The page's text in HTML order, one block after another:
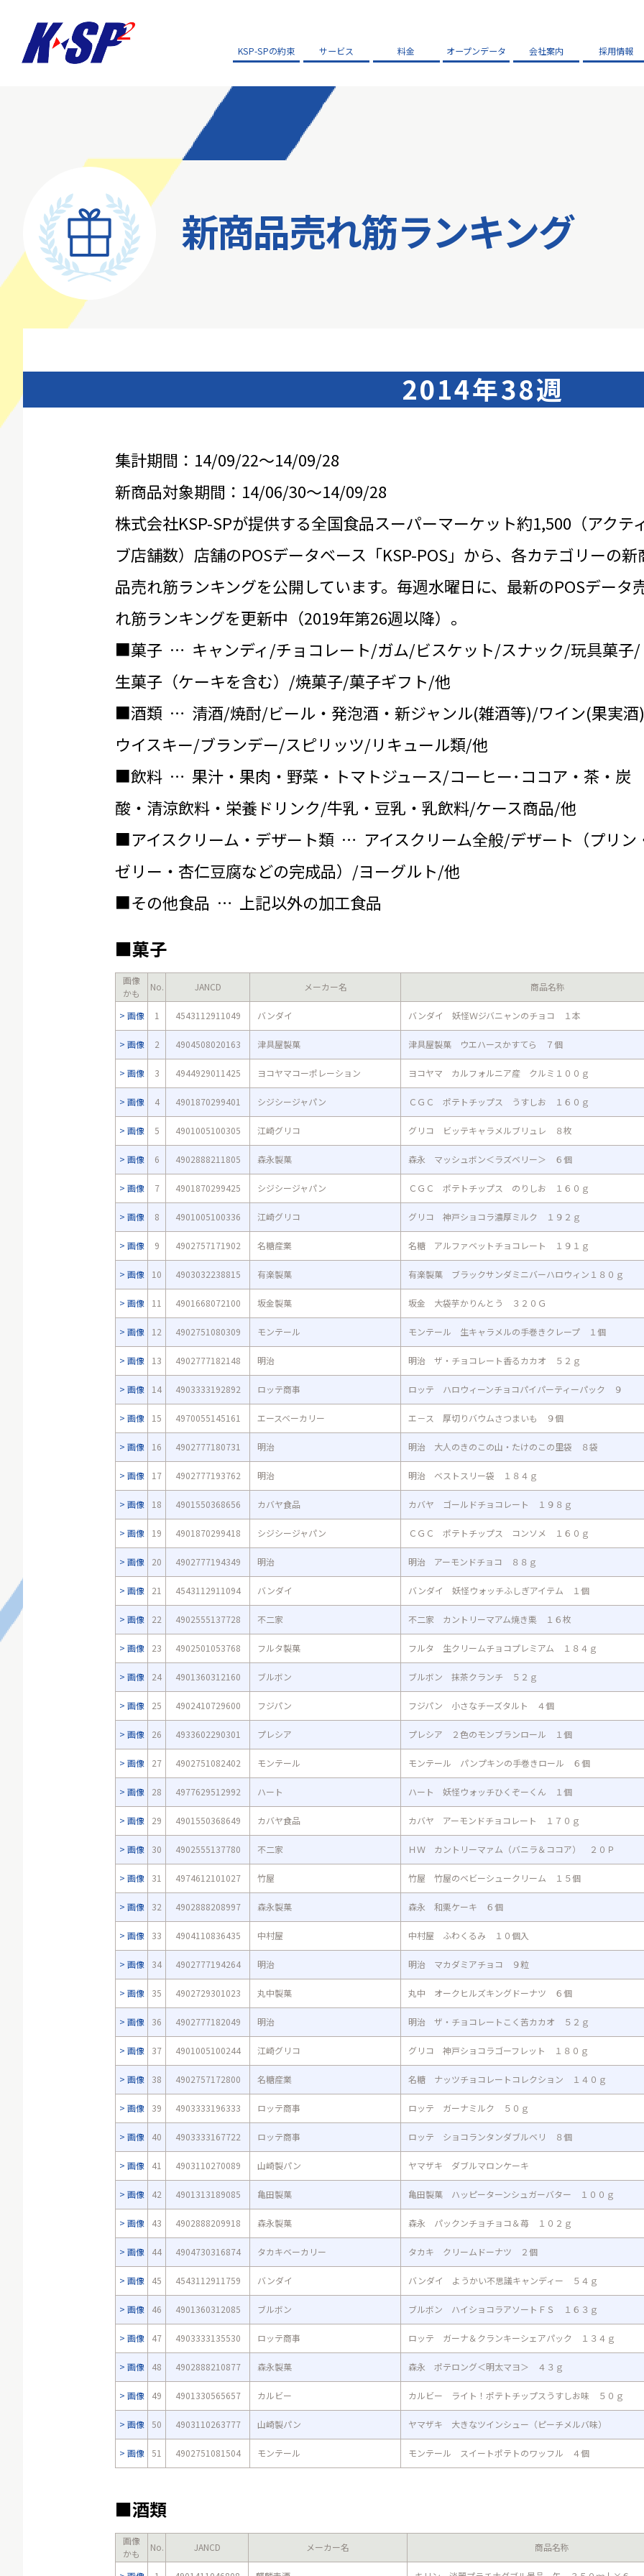
KSP-SPの約束 サービス 料金 オープンデータ 会社案内 採用情報
新商品売れ筋ランキング
2014年38週
集計期間：14/09/22～14/09/28
新商品対象期間：14/06/30～14/09/28
株式会社KSP-SPが提供する全国食品スーパーマーケット約1,500（アクテ
ブ店舗数）店舗のPOSデータベース「KSP-POS」から、各カテゴリーの新
品売れ筋ランキングを公開しています。毎週水曜日に、最新のPOSデータ
れ筋ランキングを更新中（2019年第26週以降）。
■菓子 … キャンディ/チョコレート/ガム/ビスケット/スナック/玩具菓子/
生菓子（ケーキを含む）/焼菓子/菓子ギフト/他
■酒類 … 清酒/焼酎/ビール・発泡酒・新ジャンル(雑酒等)/ワイン(果実
ウイスキー/ブランデー/スピリッツ/リキュール類/他
■飲料 … 果汁・果肉・野菜・トマトジュース/コーヒー･ココア・茶・炭
酸・清涼飲料・栄養ドリンク/牛乳・豆乳・乳飲料/ケース商品/他
■アイスクリーム・デザート類 … アイスクリーム全般/デザート（プリン
ゼリー・杏仁豆腐などの完成品）/ヨーグルト/他
■その他食品 … 上記以外の加工食品
■菓子
画像
かも
No. JANCD メーカー名 商品名称
画像 1 4543112911049 バンダイ バンダイ 妖怪Ｗジバニャンのチョコ １本
画像 2 4904508020163 津具屋製菓 津具屋製菓 ウエハースかすてら ７個
画像 3 4944929011425 ヨコヤマコーポレーション ヨコヤマ カルフォルニア産 クルミ１００ｇ
画像 4 4901870299401 シジシージャパン ＣＧＣ ポテトチップス うすしお １６０ｇ
画像 5 4901005100305 江崎グリコ グリコ ビッテキャラメルブリュレ ８枚
画像 6 4902888211805 森永製菓 森永 マッシュボン＜ラズベリー＞ ６個
画像 7 4901870299425 シジシージャパン ＣＧＣ ポテトチップス のりしお １６０ｇ
画像 8 4901005100336 江崎グリコ グリコ 神戸ショコラ濃厚ミルク １９２ｇ
画像 9 4902757171902 名糖産業 名糖 アルファベットチョコレート １９１ｇ
画像 10 4903032238815 有楽製菓 有楽製菓 ブラックサンダミニバーハロウィン１８０ｇ
画像 11 4901668072100 坂金製菓 坂金 大袋芋かりんとう ３２０Ｇ
画像 12 4902751080309 モンテール モンテール 生キャラメルの手巻きクレープ １個
画像 13 4902777182148 明治 明治 ザ・チョコレート香るカカオ ５２ｇ
画像 14 4903333192892 ロッテ商事 ロッテ ハロウィーンチョコパイパーティーパック ９
画像 15 4970055145161 エースベーカリー エ－ス 厚切りバウムさつまいも ９個
画像 16 4902777180731 明治 明治 大人のきのこの山・たけのこの里袋 ８袋
画像 17 4902777193762 明治 明治 ベストスリー袋 １８４ｇ
画像 18 4901550368656 カバヤ食品 カバヤ ゴールドチョコレート １９８ｇ
画像 19 4901870299418 シジシージャパン ＣＧＣ ポテトチップス コンソメ １６０ｇ
画像 20 4902777194349 明治 明治 アーモンドチョコ ８８ｇ
画像 21 4543112911094 バンダイ バンダイ 妖怪ウォッチふしぎアイテム １個
画像 22 4902555137728 不二家 不二家 カントリーマアム焼き栗 １６枚
画像 23 4902501053768 フルタ製菓 フルタ 生クリームチョコプレミアム １８４ｇ
画像 24 4901360312160 ブルボン ブルボン 抹茶クランチ ５２ｇ
画像 25 4902410729600 フジパン フジパン 小さなチーズタルト ４個
画像 26 4933602290301 プレシア プレシア ２色のモンブランロール １個
画像 27 4902751082402 モンテール モンテール パンプキンの手巻きロール ６個
画像 28 4977629512992 ハート ハート 妖怪ウォッチひくぞーくん １個
画像 29 4901550368649 カバヤ食品 カバヤ アーモンドチョコレート １７０ｇ
画像 30 4902555137780 不二家 ＨＷ カントリーマァム（バニラ＆ココア） ２０Ｐ
画像 31 4974612101027 竹屋 竹屋 竹屋のベビーシュークリーム １５個
画像 32 4902888208997 森永製菓 森永 和栗ケーキ ６個
画像 33 4904110836435 中村屋 中村屋 ふわくるみ １０個入
画像 34 4902777194264 明治 明治 マカダミアチョコ ９粒
画像 35 4902729301023 丸中製菓 丸中 オークヒルズキングドーナツ ６個
画像 36 4902777182049 明治 明治 ザ・チョコレートこく苦カカオ ５２ｇ
画像 37 4901005100244 江崎グリコ グリコ 神戸ショコラゴーフレット １８０ｇ
画像 38 4902757172800 名糖産業 名糖 ナッツチョコレートコレクション １４０ｇ
画像 39 4903333196333 ロッテ商事 ロッテ ガーナミルク ５０ｇ
画像 40 4903333167722 ロッテ商事 ロッテ ショコランタンダブルベリ ８個
画像 41 4903110270089 山崎製パン ヤマザキ ダブルマロンケーキ
画像 42 4901313189085 亀田製菓 亀田製菓 ハッピーターンシュガーバター １００ｇ
画像 43 4902888209918 森永製菓 森永 パックンチョチョコ＆苺 １０２ｇ
画像 44 4904730316874 タカキベーカリー タカキ クリームドーナツ ２個
画像 45 4543112911759 バンダイ バンダイ ようかい不思議キャンディー ５４ｇ
画像 46 4901360312085 ブルボン ブルボン ハイショコラアソートＦＳ １６３ｇ
画像 47 4903333135530 ロッテ商事 ロッテ ガーナ＆クランキーシェアパック １３４ｇ
画像 48 4902888210877 森永製菓 森永 ポテロング＜明太マヨ＞ ４３ｇ
画像 49 4901330565657 カルビー カルビー ライト！ポテトチップスうすしお味 ５０ｇ
画像 50 4903110263777 山崎製パン ヤマザキ 大きなツインシュー（ピーチメルバ味）
画像 51 4902751081504 モンテール モンテール スイートポテトのワッフル ４個
■酒類
画像
かも
No. JANCD メーカー名 商品名称